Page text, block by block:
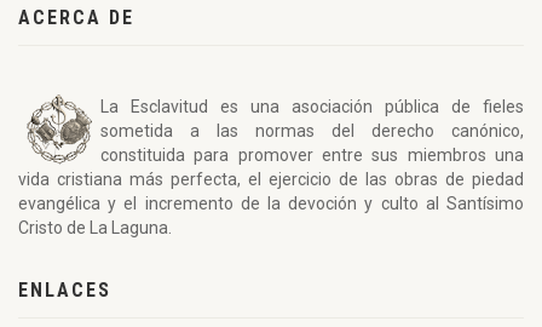
ACERCA DE
La Esclavitud es una asociación pública de fieles
sometida a las normas del derecho canónico,
constituida para promover entre sus miembros una
vida cristiana más perfecta, el ejercicio de las obras de piedad
evangélica y el incremento de la devoción y culto al Santísimo
Cristo de La Laguna.
ENLACES